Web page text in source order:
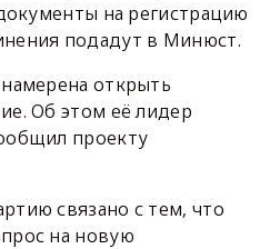
на регистрацию
подадут в Минюст.
открыть
Об этом её лидер
проекту
связано с тем, что
на новую